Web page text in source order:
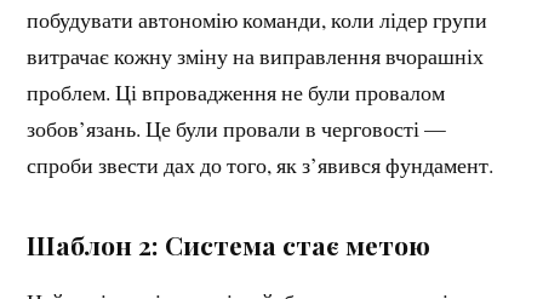
побудувати автономію команди, коли лідер групи
витрачає кожну зміну на виправлення вчорашніх
проблем. Ці впровадження не були провалом
зобов’язань. Це були провали в черговості —
спроби звести дах до того, як з’явився фундамент.
Шаблон 2: Система стає метою